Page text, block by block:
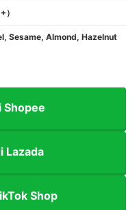
）
Sesame, Almond, Hazelnut
Shopee
Lazada
Shop